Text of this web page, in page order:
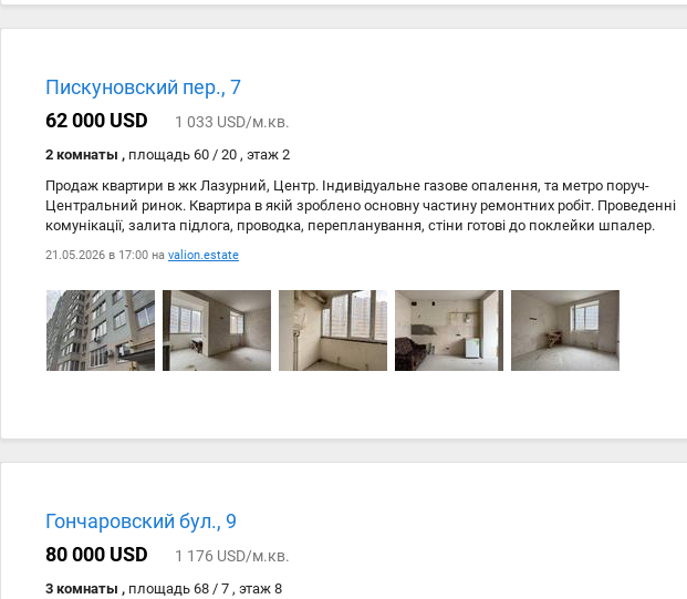
Пискуновский пер., 7
62 000 USD
1 033 USD/м.кв.
2 комнаты , площадь 60 / 20 , этаж 2
Продаж квартири в жк Лазурний, Центр. Індивідуальне газове опалення, та метро поруч-
Центральний ринок. Квартира в якій зроблено основну частину ремонтних робіт. Проведенні
комунікації, залита підлога, проводка, перепланування, стіни готові до поклейки шпалер.
Будинок цегляний, зовнішнє утеплення, дуже тепло. Закрита та доглянута територія. Головна
перевага це другий поверх. Також є кладова яку також можна придбати. Телефонуйте, щоб
21.05.2026 в 17:00 на valion.estate
Гончаровский бул., 9
80 000 USD
1 176 USD/м.кв.
3 комнаты , площадь 68 / 7 , этаж 8